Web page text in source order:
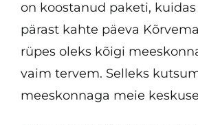
on koostanud paketi,
pärast kahte päeva
rüpes oleks kõigi
vaim tervem. Selleks
meeskonnaga meie